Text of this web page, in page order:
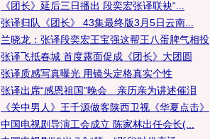
《团长》延后三日播出 段奕宏张译联袂“...
张译归队《团长》 43集最终版3月5日云南...
兰晓龙：张译段奕宏王宝强这帮王八蛋脾气相投
张译飞抵春城 首度露面促成《团长》大团圆
张译质感写真曝光 用镜头定格真实个性
张译出席“感恩祖国”晚会 亲历亲为讲述催泪
《关中男人》王千源做客陕西卫视《华夏点击》
中国电视剧导演工会成立 陈家林出任会长(...